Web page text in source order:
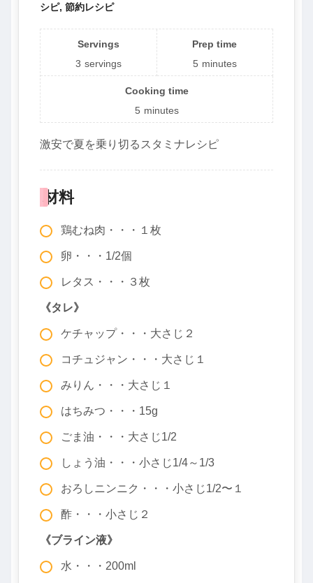
シピ, 節約レシピ
Servings
3 servings
Prep time
5 minutes
Cooking time
5 minutes
激安で夏を乗り切るスタミナレシピ
材料
鶏むね肉・・・１枚
卵・・・1/2個
レタス・・・３枚
《タレ》
ケチャップ・・・大さじ２
コチュジャン・・・大さじ１
みりん・・・大さじ１
はちみつ・・・15g
ごま油・・・大さじ1/2
しょう油・・・小さじ1/4～1/3
おろしニンニク・・・小さじ1/2〜１
酢・・・小さじ２
《ブライン液》
水・・・200ml